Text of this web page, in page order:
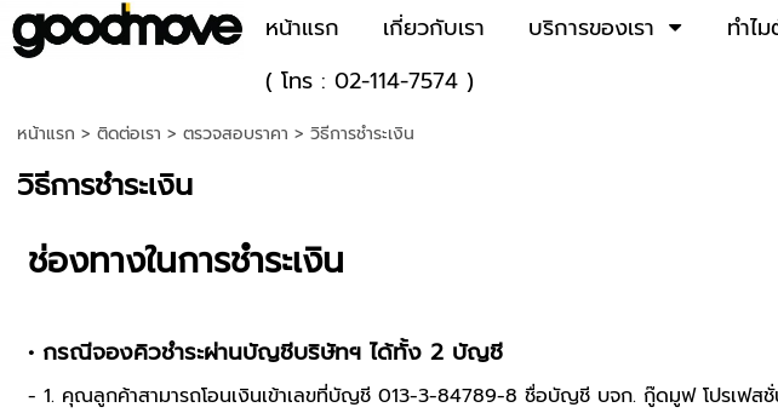
หน้าแรก เกี่ยวกับเรา บริการของเรา ทําไ
( โทร : 02-114-7574 )
หน้าแรก > ติดต่อเรา > ตรวจสอบราคา > วิธีการชําระเงิน
วิธีการชําระเงิน
ช่องทางในการชำระเงิน
• กรณีจองคิวชำระผ่านบัญชีบริษัทฯ ได้ทั้ง 2 บัญชี
- 1. คุณลูกค้าสามารถโอนเงินเข้าเลขที่บัญชี 013-3-84789-8ชื่อบัญชี บจก. กู๊ดมูฟ โปรเฟส